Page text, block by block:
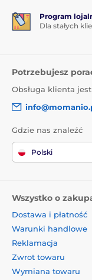
Program
Dla stałych
Potrzebujesz
Obsługa klienta
Gdzie nas znaleźć
Polski
Wszystko o
Dostawa i płatność
Warunki handlowe
Reklamacja
Zwrot towaru
Wymiana towaru